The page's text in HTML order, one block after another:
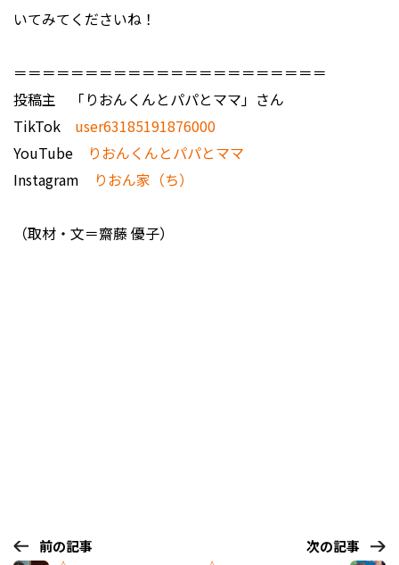
いてみてくださいね！
＝＝＝＝＝＝＝＝＝＝＝＝＝＝＝＝＝＝＝＝＝＝
投稿主 「りおんくんとパパとママ」さん
TikTok user63185191876000
YouTube
りおんくんとパパとママ
Instagram
りおん家（ち）
（取材・文＝齋藤 優子）
前の記事 次の記事